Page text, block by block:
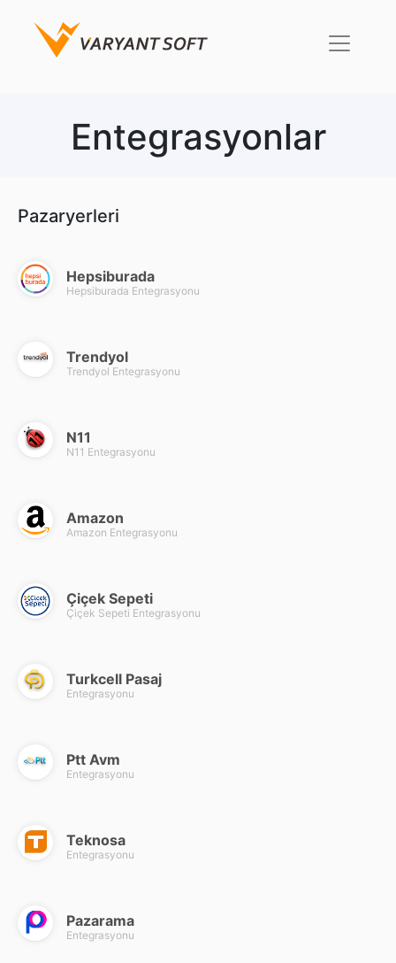
Entegrasyonlar
Pazaryerleri
Hepsiburada
Hepsiburada Entegrasyonu
Trendyol
Trendyol Entegrasyonu
N11
N11 Entegrasyonu
Amazon
Amazon Entegrasyonu
Çiçek Sepeti
Çiçek Sepeti Entegrasyonu
Turkcell Pasaj
Entegrasyonu
Ptt Avm
Entegrasyonu
Teknosa
Entegrasyonu
Pazarama
Entegrasyonu